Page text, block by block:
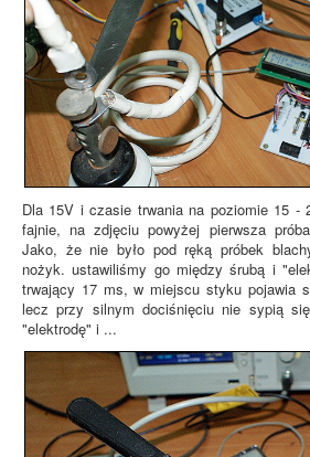
Dla 15V i czasie trwania na poziomie 15 -
fajnie, na zdjęciu powyżej pierwsza próba
Jako, że nie było pod ręką próbek
nożyk. ustawiliśmy go między śrubą i
trwający 17 ms, w miejscu styku pojawia
lecz przy silnym dociśnięciu nie sypią
"elektrodę" i ...